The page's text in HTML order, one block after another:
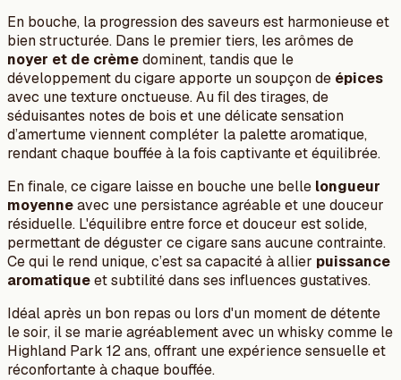
En bouche, la progression des saveurs est harmonieuse et
bien structurée. Dans le premier tiers, les arômes de
noyer et de crèmedominent, tandis que le
développement du cigare apporte un soupçon de épices
avec une texture onctueuse. Au fil des tirages, de
séduisantes notes de bois et une délicate sensation
d’amertume viennent compléter la palette aromatique,
rendant chaque bouffée à la fois captivante et équilibrée.
En finale, ce cigare laisse en bouche une belle longueur
moyenneavec une persistance agréable et une douceur
résiduelle. L'équilibre entre force et douceur est solide,
permettant de déguster ce cigare sans aucune contrainte.
Ce qui le rend unique, c’est sa capacité à allier puissance
aromatiqueet subtilité dans ses influences gustatives.
Idéal après un bon repas ou lors d'un moment de détente
le soir, il se marie agréablement avec un whisky comme le
Highland Park 12 ans, offrant une expérience sensuelle et
réconfortante à chaque bouffée.